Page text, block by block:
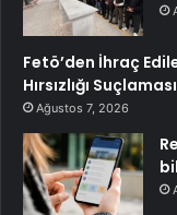
Fetö’den İhraç
Hırsızlığı
Ağustos 7, 2026